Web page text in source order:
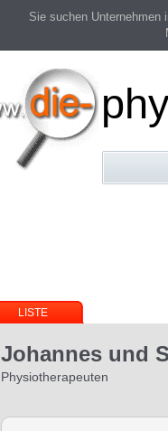
Sie suchen Unternehmen
LISTE
Johannes und
Physiotherapeuten